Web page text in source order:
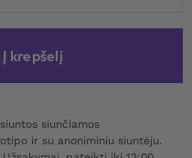
Į krepšelį
siunčiamos
ir su anoniminiu siuntėju.